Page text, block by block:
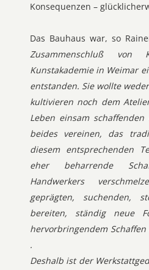
Konsequenzen –
Das Bauhaus war, so
Zusammenschluß von
Kunstakademie in Weimar
entstanden. Sie wollte
kultivieren noch dem
Leben einsam
beides vereinen, das
diesem entsprechenden
eher beharrende
Handwerkers
geprägten, suchenden,
bereiten, ständig neue
hervorbringendem
.
Deshalb ist der